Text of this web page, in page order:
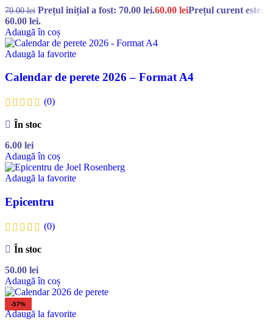
70.00lei Prețul inițial a fost: 70.00 lei.60.00 leiPrețul curent este:
60.00 lei.
Adaugă în coș
Adaugă la favorite
Calendar de perete 2026 – Format A4
(0)
În stoc
6.00 lei
Adaugă în coș
Adaugă la favorite
Epicentru
(0)
În stoc
50.00 lei
Adaugă în coș
-57%
Adaugă la favorite